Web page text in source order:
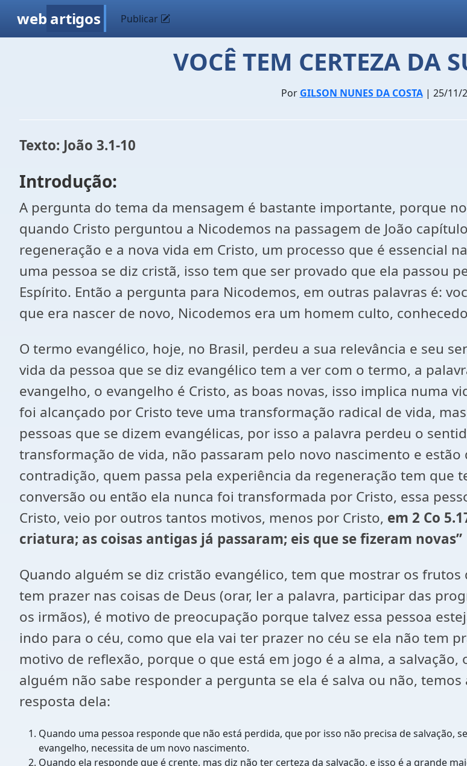
web artigos Publicar
VOCÊ TEM CERTEZA DA
Por GILSON NUNES DA COSTA| 25/11/
Texto: João 3.1-10
Introdução:
A pergunta do tema da mensagem é bastante importante, porque
quando Cristo perguntou a Nicodemos na passagem de João
regeneração e a nova vida em Cristo, um processo que é essencial
uma pessoa se diz cristã, isso tem que ser provado que ela passou
Espírito. Então a pergunta para Nicodemos, em outras palavras é:
que era nascer de novo, Nicodemos era um homem culto,
O termo evangélico, hoje, no Brasil, perdeu a sua relevância e seu
vida da pessoa que se diz evangélico tem a ver com o termo, a
evangelho, o evangelho é Cristo, as boas novas, isso implica numa
foi alcançado por Cristo teve uma transformação radical de vida,
pessoas que se dizem evangélicas, por isso a palavra perdeu o
transformação de vida, não passaram pelo novo nascimento e
contradição, quem passa pela experiência da regeneração tem que
conversão ou então ela nunca foi transformada por Cristo, essa
Cristo, veio por outros tantos motivos, menos por Cristo, em 2 Co
criatura; as coisas antigas já passaram; eis que se fizeram novas”
Quando alguém se diz cristão evangélico, tem que mostrar os
tem prazer nas coisas de Deus (orar, ler a palavra, participar das
os irmãos), é motivo de preocupação porque talvez essa pessoa
indo para o céu, como que ela vai ter prazer no céu se ela não tem
motivo de reflexão, porque o que está em jogo é a alma, a
alguém não sabe responder a pergunta se ela é salva ou não,
resposta dela:
Quando uma pessoa responde que não está perdida, que por isso não precisa de salvação,
evangelho, necessita de um novo nascimento.
Quando ela responde que é crente, mas diz não ter certeza da salvação, e isso é a grande